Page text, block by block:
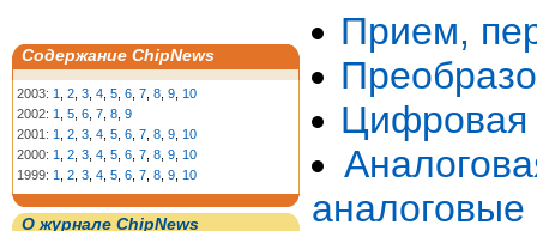
Содержание ChipNews
2003: 1 2 3 4 5 6 7 8 9 10
2002: 1 5 6 7 8 9
2001: 1 2 3 4 5 6 7 8 9 10
2000: 1 2 3 4 5 6 7 8 9 10
1999: 1 2 3 4 5 6 7 8 9 10
О журнале ChipNews
Прием,
Цифровая
аналоговые